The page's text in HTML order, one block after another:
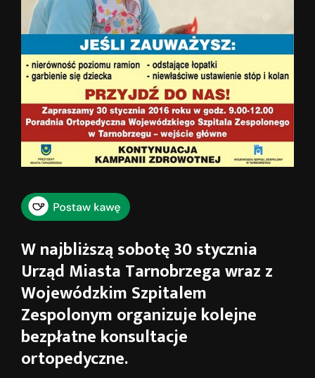
W najbliższą sobotę 30 stycznia
Urząd Miasta Tarnobrzega wraz z
Wojewódzkim Szpitalem
Zespolonym organizuje kolejne
bezpłatne konsultacje
ortopedyczne.